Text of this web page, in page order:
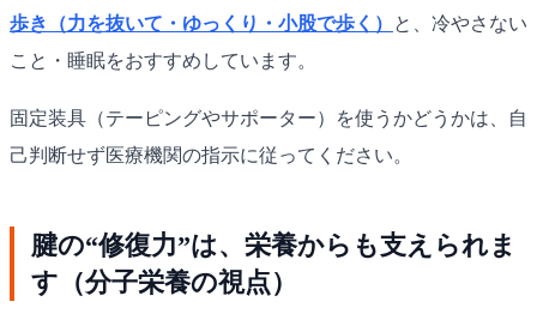
歩き（力を抜いて・ゆっくり・小股で歩く）
と、冷やさない
こと・睡眠をおすすめしています。
固定装具（テーピングやサポーター）を使うかどうかは、自
己判断せず医療機関の指示に従ってください。
腱の“修復力”は、栄養からも支えられま
す（分子栄養の視点）